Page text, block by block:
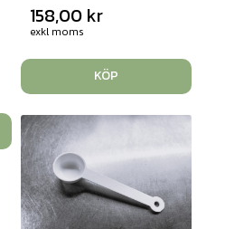
158,00 kr
exkl moms
KÖP